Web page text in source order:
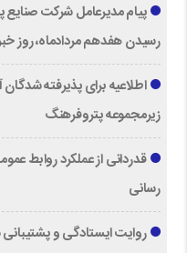
پیام مدیرعامل شرکت صنایع
رسیدن هفدهم مردادماه، روز
اطلاعیه برای پذیرفته
زیرمجموعه پتروفرهنگ
قدردانی از عملكرد روابط
رسانی
روایت ایستادگی و پشتیبانی